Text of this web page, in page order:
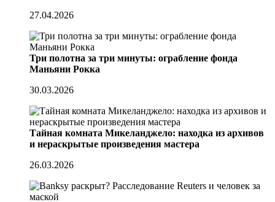
27.04.2026
Три полотна за три минуты: ограбление фонда
Маньяни Рокка
30.03.2026
Тайная комната Микеланджело: находка из архивов
и нераскрытые произведения мастера
26.03.2026